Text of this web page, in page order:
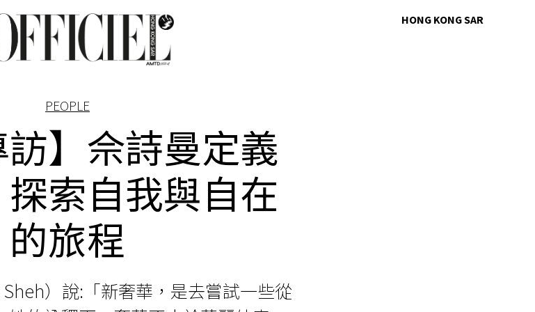
HONG KONG SAR
PEOPLE
訪】佘詩曼定義
索自我與自在
的旅程
）說:「新奢華，是去嘗試一些從